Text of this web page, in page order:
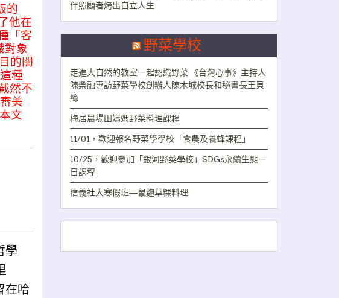
的
他在
「客
對象
的關
種
然不
美
文
學
在哈
伴照顧者烤出自立人生
野菜學校
走進大自然的教室一起認識野菜 《台灣心事》主持人
陳樂融專訪野菜學校創辦人陳木城校長和秘書長王貝
絲
梅居農場田媽媽野菜料理課程
11/01，歡迎報名野菜學學校「食農及養蜂課程」
10/25，歡迎參加「銀河野菜學校」SDGs永續生態一
日課程
信義社大寒假班—鼠麴草粿料理